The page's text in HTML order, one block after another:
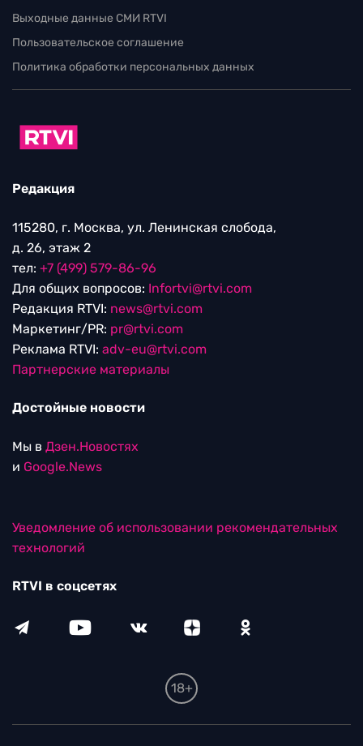
Выходные данные СМИ RTVI
Пользовательское соглашение
Политика обработки персональных данных
Редакция
115280, г. Москва, ул. Ленинская слобода,
д. 26, этаж 2
тел: +7 (499) 579-86-96
Для общих вопросов: Infortvi@rtvi.com
Редакция RTVI: news@rtvi.com
Маркетинг/PR: pr@rtvi.com
Реклама RTVI: adv-eu@rtvi.com
Партнерские материалы
Достойные новости
Мы в Дзен.Новостях
и Google.News
Уведомление об использовании рекомендательных
технологий
RTVI в соцсетях
18+